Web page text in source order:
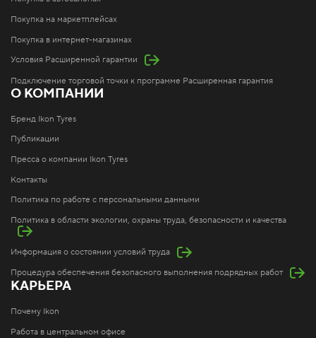
Покупка на маркетплейсах
Покупка в интернет-магазинах
Условия Расширенной гарантии
Подключение торговой точки к программе Расширенная гарантия
О КОМПАНИИ
Бренд Ikon Tyres
Публикации
Пресса о компании Ikon Tyres
Контакты
Политика по работе с персональными данными
Политика в области экологии, охраны труда, безопасности и качества
Информация о состоянии условий труда
Процедура обеспечения безопасного выполнения подрядных работ
КАРЬЕРА
Почему Ikon
Работа в центральном офисе